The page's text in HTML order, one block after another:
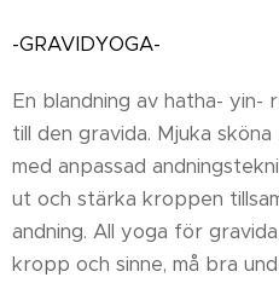
-GRAVIDYOGA-
En blandning av hatha- yin-
till den gravida. Mjuka
med anpassad
ut och stärka kroppen
andning. All yoga för
kropp och sinne, må bra